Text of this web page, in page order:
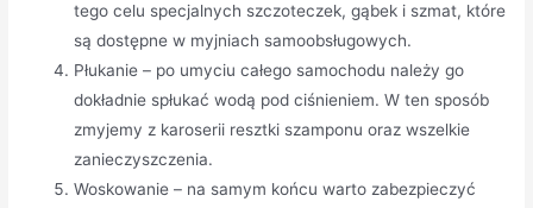
tego celu specjalnych szczoteczek, gąbek i szmat, które
są dostępne w myjniach samoobsługowych.
Płukanie – po umyciu całego samochodu należy go
dokładnie spłukać wodą pod ciśnieniem. W ten sposób
zmyjemy z karoserii resztki szamponu oraz wszelkie
zanieczyszczenia.
Woskowanie – na samym końcu warto zabezpieczyć